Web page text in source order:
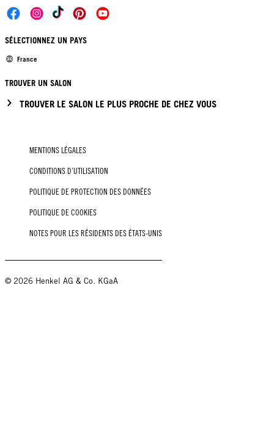
SÉLECTIONNEZ UN PAYS
France
TROUVER UN SALON
TROUVER LE SALON LE PLUS PROCHE DE CHEZ VOUS
MENTIONS LÉGALES
CONDITIONS D’UTILISATION
POLITIQUE DE PROTECTION DES DONNÉES
POLITIQUE DE COOKIES
NOTES POUR LES RÉSIDENTS DES ÉTATS-UNIS
© 2026 Henkel AG & Co. KGaA